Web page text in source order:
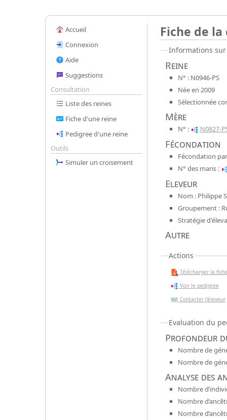
Accueil
Connexion
Aide
Suggestions
Consultation
Liste des reines
Fiche d'une reine
Pedigree d'une reine
Outils
Simuler un croisement
Fiche de la
Informations
Reine
N° : N0946-PS
Née en 2009
Sélectionnée
Mère
N° : N0827-
Fécondation
Fécondation
N° des maris :
Eleveur
Nom : Philippe
Groupement :
Stratégie
Autre
Actions
Télécharger la
Voir le pedigree
Contacter l'éleveur
Evaluation du
Profondeur
Nombre de
Nombre de
Analyse des
Nombre
Nombre
Nombre